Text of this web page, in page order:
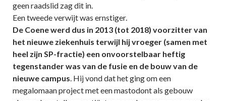
geen raadslid zag dit in.
Een tweede verwijt was ernstiger.
De Coene werd dus in 2013 (tot 2018) voorzitter van
het nieuwe ziekenhuis terwijl hij vroeger (samen met
heel zijn SP-fractie) een onvoorstelbaar heftig
tegenstander was van de fusie en de bouw van de
nieuwe campus. Hij vond dat het ging om een
megalomaan project met een mastodont als gebouw